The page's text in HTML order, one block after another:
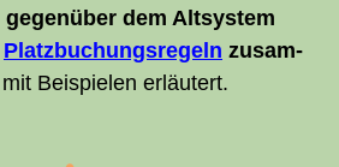
dem Alt­sys­tem
Platz­bu­chungs­re­geln zusam­
Bei­spie­len erläutert.